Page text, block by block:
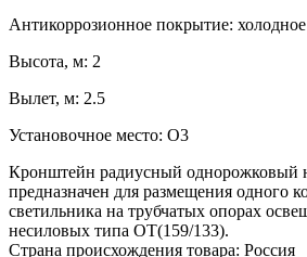
Антикоррозионное покрытие:
Высота, м: 2
Вылет, м: 2.5
Установочное место: О3
Кронштейн радиусный однорожковый
предназначен для размещения одного
светильника на трубчатых опорах
несиловых типа ОТ(159/133).
Страна происхождения товара: Россия